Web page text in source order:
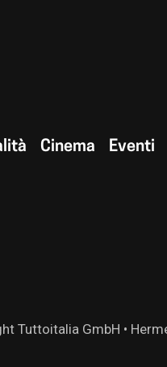
Cinema Eventi
Tuttoitalia GmbH •